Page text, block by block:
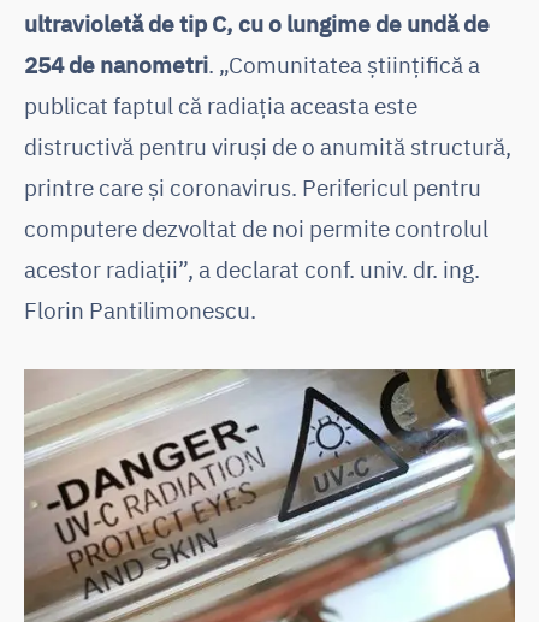
ultravioletă de tip C, cu o lungime de undă de
254 de nanometri. „Comunitatea științifică a
publicat faptul că radiația aceasta este
distructivă pentru viruși de o anumită structură,
printre care și coronavirus. Perifericul pentru
computere dezvoltat de noi permite controlul
acestor radiații”, a declarat conf. univ. dr. ing.
Florin Pantilimonescu.